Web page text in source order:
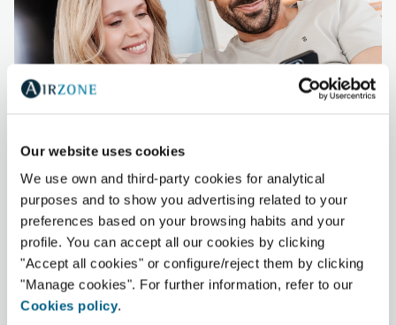
Our website uses cookies
We use own and third-party cookies for analytical
purposes and to show you advertising related to your
preferences based on your browsing habits and your
profile. You can accept all our cookies by clicking
"Accept all cookies" or configure/reject them by clicking
"Manage cookies". For further information, refer to our
Cookies policy.
Fácil de compartir con
familia o clientes
Invita a otros usuarios y asigna roles para saber
quién gestiona la climatización en cada
estancia.